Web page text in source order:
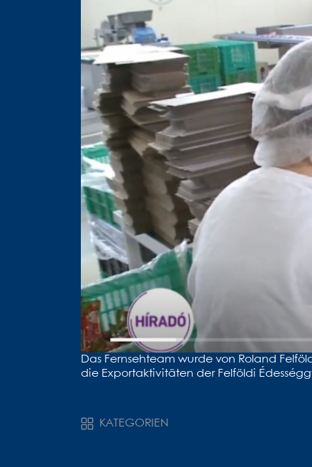
Das Fernsehteam wurde von Roland
die Exportaktivitäten der Felföldi
KATEGORIEN